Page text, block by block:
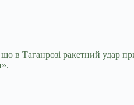
в Таганрозі ракетний удар